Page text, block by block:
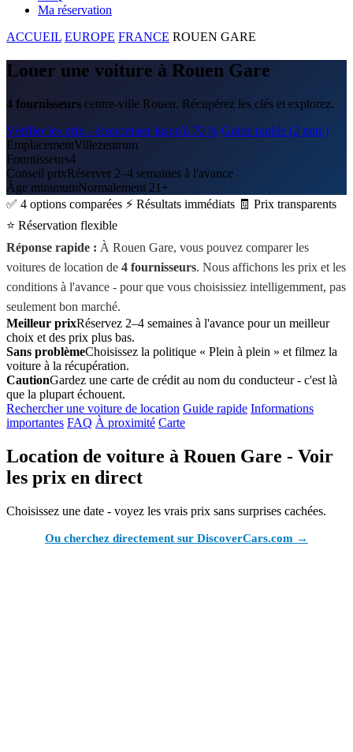
Ma réservation
ACCUEIL EUROPE FRANCE ROUEN GARE
Louer une voiture à Rouen Gare
4 fournisseurs centre-ville Rouen. Récupérez les clés et explorez.
Vérifier les prix - économiser jusqu'à 70 % Guide rapide (2 min.)
EmplacementVillezentrum
Fournisseurs4
Conseil prixRéserver 2–4 semaines à l'avance
Âge minimumNormalement 21+
✅ 4 options comparées ⚡ Résultats immédiats 🧾 Prix transparents
⭐ Réservation flexible
Réponse rapide : À Rouen Gare, vous pouvez comparer les
voitures de location de 4 fournisseurs. Nous affichons les prix et les
conditions à l'avance - pour que vous choisissiez intelligemment, pas
seulement bon marché.
Meilleur prixRéservez 2–4 semaines à l'avance pour un meilleur
choix et des prix plus bas.
Sans problèmeChoisissez la politique « Plein à plein » et filmez la
voiture à la récupération.
CautionGardez une carte de crédit au nom du conducteur - c'est là
que la plupart échouent.
Rechercher une voiture de location Guide rapide Informations
importantes FAQ À proximité Carte
Location de voiture à Rouen Gare - Voir
les prix en direct
Choisissez une date - voyez les vrais prix sans surprises cachées.
Ou cherchez directement sur DiscoverCars.com →